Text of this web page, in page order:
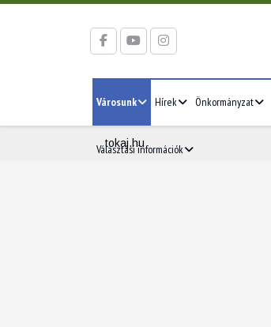
Városunk Hírek Önkormányzat
Választási információk
tokaj.hu